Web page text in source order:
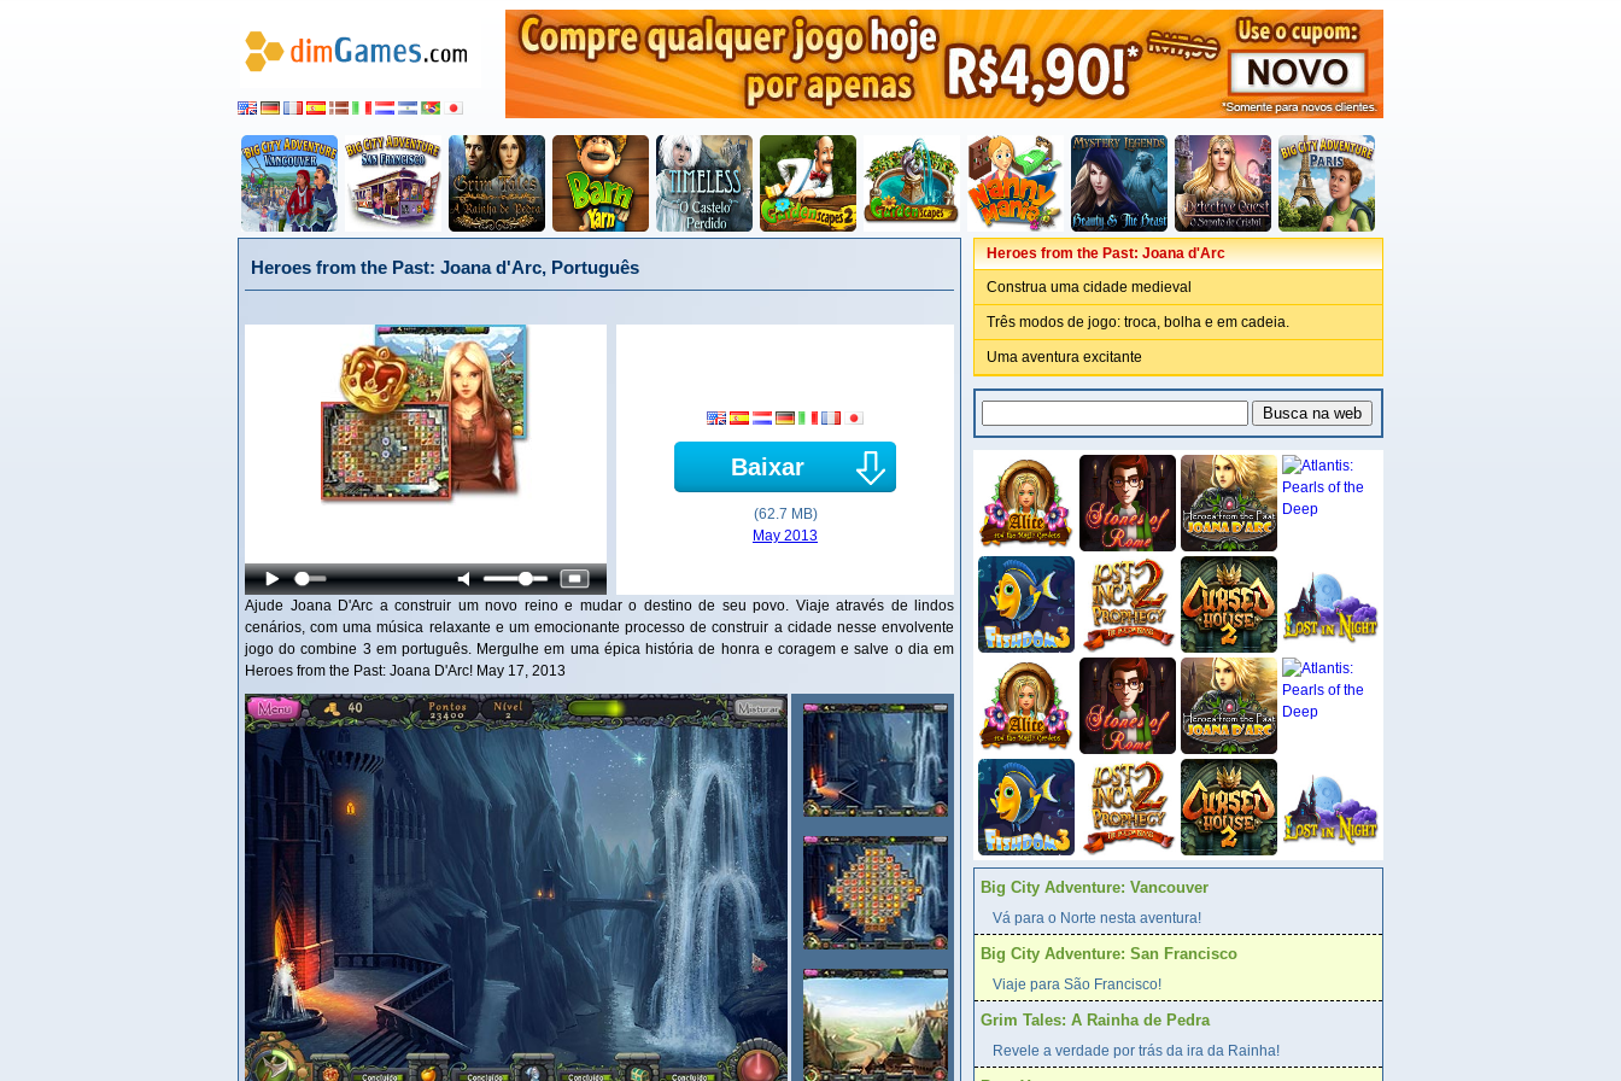
Heroes from the Past: Joana d'Arc, Português
Baixar
(62.7 MB)
May 2013
Ajude Joana D'Arc a construir um novo reino e mudar o destino de seu povo. Viaje através de lindos
cenários, com uma música relaxante e um emocionante processo de construir a cidade nesse envolvente
jogo do combine 3 em português. Mergulhe em uma épica história de honra e coragem e salve o dia em
Heroes from the Past: Joana D'Arc! May 17, 2013
Heroes from the Past: Joana d'Arc
Construa uma cidade medieval
Três modos de jogo: troca, bolha e em cadeia.
Uma aventura excitante
Big City Adventure: Vancouver
Vá para o Norte nesta aventura!
Big City Adventure: San Francisco
Viaje para São Francisco!
Grim Tales: A Rainha de Pedra
Revele a verdade por trás da ira da Rainha!